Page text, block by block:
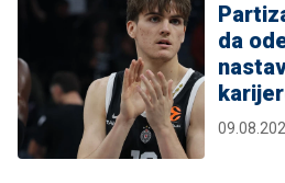
da